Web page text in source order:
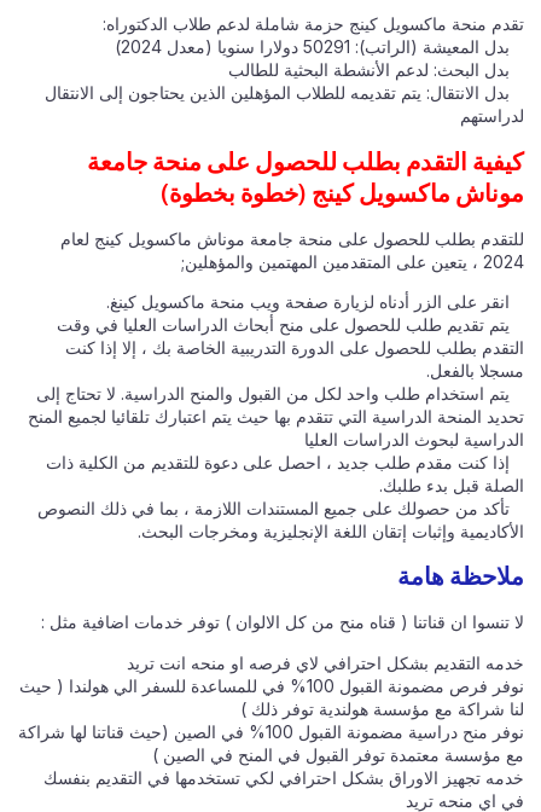
تقدم منحة ماكسويل كينج حزمة شاملة لدعم طلاب الدكتوراه:
بدل المعيشة (الراتب): 50291 دولارا سنويا (معدل 2024)
بدل البحث: لدعم الأنشطة البحثية للطالب
بدل الانتقال: يتم تقديمه للطلاب المؤهلين الذين يحتاجون إلى الانتقال
لدراستهم
كيفية التقدم بطلب للحصول على منحة جامعة
موناش ماكسويل كينج (خطوة بخطوة)
للتقدم بطلب للحصول على منحة جامعة موناش ماكسويل كينج لعام
2024 ، يتعين على المتقدمين المهتمين والمؤهلين;
انقر على الزر أدناه لزيارة صفحة ويب منحة ماكسويل كينغ.
يتم تقديم طلب للحصول على منح أبحاث الدراسات العليا في وقت
التقدم بطلب للحصول على الدورة التدريبية الخاصة بك ، إلا إذا كنت
مسجلا بالفعل.
يتم استخدام طلب واحد لكل من القبول والمنح الدراسية. لا تحتاج إلى
تحديد المنحة الدراسية التي تتقدم بها حيث يتم اعتبارك تلقائيا لجميع المنح
الدراسية لبحوث الدراسات العليا
إذا كنت مقدم طلب جديد ، احصل على دعوة للتقديم من الكلية ذات
الصلة قبل بدء طلبك.
تأكد من حصولك على جميع المستندات اللازمة ، بما في ذلك النصوص
الأكاديمية وإثبات إتقان اللغة الإنجليزية ومخرجات البحث.
ملاحظة هامة
لا تنسوا ان قناتنا ( قناه منح من كل الالوان ) توفر خدمات اضافية مثل :
خدمه التقديم بشكل احترافي لاي فرصه او منحه انت تريد
نوفر فرص مضمونة القبول 100% في للمساعدة للسفر الي هولندا ( حيث
لنا شراكة مع مؤسسة هولندية توفر ذلك )
نوفر منح دراسية مضمونة القبول 100% في الصين (حيث قناتنا لها شراكة
مع مؤسسة معتمدة توفر القبول في المنح في الصين )
خدمه تجهيز الاوراق بشكل احترافي لكي تستخدمها في التقديم بنفسك
في اي منحه تريد